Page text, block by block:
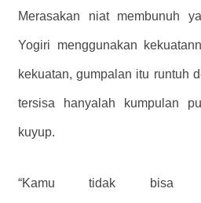
Merasakan niat membunuh
Yogiri menggunakan
kekuatan, gumpalan itu runtuh
tersisa hanyalah kumpulan
kuyup.
“Kamu tidak bisa